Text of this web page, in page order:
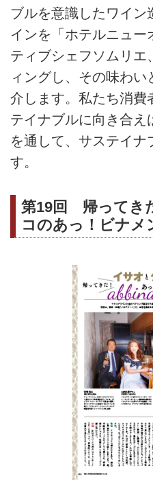
ブルを意識したワイン
インを「ホテルニュー
ティブシェフソムリエ
ィングし、その味わ
介します。私たち消費
テイナブルに向き合
を通して、サステイナ
す。
第19回 帰ってき
コのあっ！ビナメ